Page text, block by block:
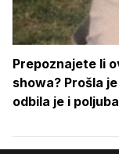
Prepoznajete li
showa? Prošla
odbila je i